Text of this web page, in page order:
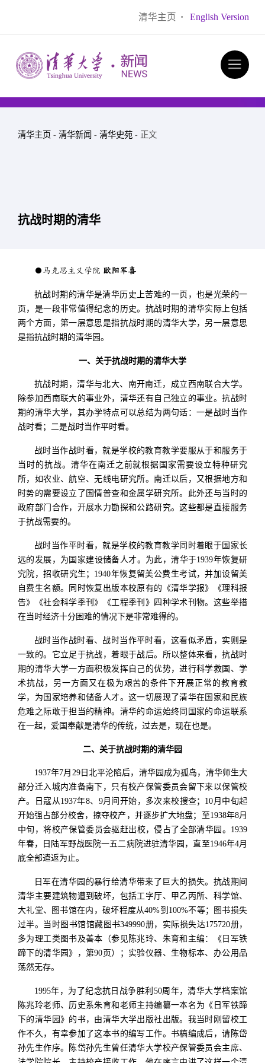
清华主页 · English Version
清华主页 - 清华新闻 - 清华史苑 - 正文
抗战时期的清华
●马克思主义学院 欧阳军喜
抗战时期的清华是清华历史上苦难的一页，也是光荣的一
页，是一段非常值得纪念的历史。抗战时期的清华实际上包括
两个方面，第一层意思是指抗战时期的清华大学，另一层意思
是指抗战时期的清华园。
一、关于抗战时期的清华大学
抗战时期，清华与北大、南开南迁，成立西南联合大学。
除参加西南联大的事业外，清华还有自己独立的事业。抗战时
期的清华大学，其办学特点可以总结为两句话：一是战时当作
战时看；二是战时当作平时看。
战时当作战时看，就是学校的教育教学要服从于和服务于
当时的抗战。清华在南迁之前就根据国家需要设立特种研究
所，如农业、航空、无线电研究所。南迁以后，又根据地方和
时势的需要设立了国情普查和金属学研究所。此外还与当时的
政府部门合作，开展水力勘探和公路研究。这些都是直接服务
于抗战需要的。
战时当作平时看，就是学校的教育教学同时着眼于国家长
远的发展，为国家建设储备人才。为此，清华于1939年恢复研
究院，招收研究生；1940年恢复留美公费生考试，并加设留美
自费生名额。同时恢复出版本校原有的《清华学报》《理科报
告》《社会科学季刊》《工程季刊》四种学术刊物。这些举措
在当时经济十分困难的情况下是非常难得的。
战时当作战时看、战时当作平时看，这看似矛盾，实则是
一致的。它立足于抗战，着眼于战后。所以整体来看，抗战时
期的清华大学一方面积极发挥自己的优势，进行科学救国、学
术抗战，另一方面又在极为艰苦的条件下开展正常的教育教
学，为国家培养和储备人才。这一切展现了清华在国家和民族
危难之际敢于担当的精神。清华的命运始终同国家的命运联系
在一起，爱国奉献是清华的传统，过去是，现在也是。
二、关于抗战时期的清华园
1937年7月29日北平沦陷后，清华园成为孤岛，清华师生大
部分迁入城内准备南下，只有校产保管委员会留下来以保管校
产。日寇从1937年8、9月间开始，多次来校搜查；10月中旬起
开始强占部分校舍，掠夺校产，并逐步扩大地盘；至1938年8月
中旬，将校产保管委员会驱赶出校，侵占了全部清华园。1939
年春，日陆军野战医院一五二病院进驻清华园，直至1946年4月
底全部遣返为止。
日军在清华园的暴行给清华带来了巨大的损失。抗战期间
清华主要建筑物遭到破坏，包括工字厅、甲乙丙所、科学馆、
大礼堂、图书馆在内，破坏程度从40%到100%不等；图书损失
过半。当时图书馆馆藏图书349990册，实际损失达175720册，
多为理工类图书及善本（参见陈兆玲、朱育和主编：《日军铁
蹄下的清华园》，第90页）；实验仪器、生物标本、办公用品
荡然无存。
1995年，为了纪念抗日战争胜利50周年，清华大学档案馆
陈兆玲老师、历史系朱育和老师主持编纂一本名为《日军铁蹄
下的清华园》的书，由清华大学出版社出版。我当时刚留校工
作不久，有幸参加了这本书的编写工作。书稿编成后，请陈岱
孙先生作序。陈岱孙先生曾任清华大学校产保管委员会主席、